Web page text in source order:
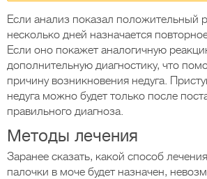
Если анализ показал положительный
несколько дней назначается
Если оно покажет аналогичную
дополнительную диагностику, что
причину возникновения недуга.
недуга можно будет только после
правильного диагноза.
Методы лечения
Заранее сказать, какой способ
палочки в моче будет назначен,